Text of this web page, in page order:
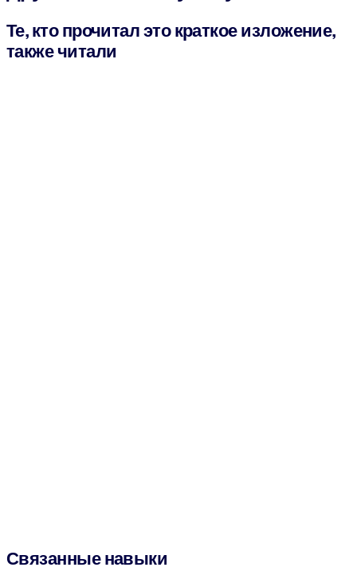
Те, кто прочитал это краткое изложение,
также читали
Связанные навыки